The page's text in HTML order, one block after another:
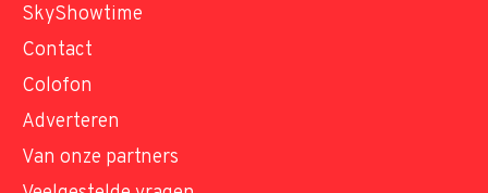
SkyShowtime
Contact
Colofon
Adverteren
Van onze partners